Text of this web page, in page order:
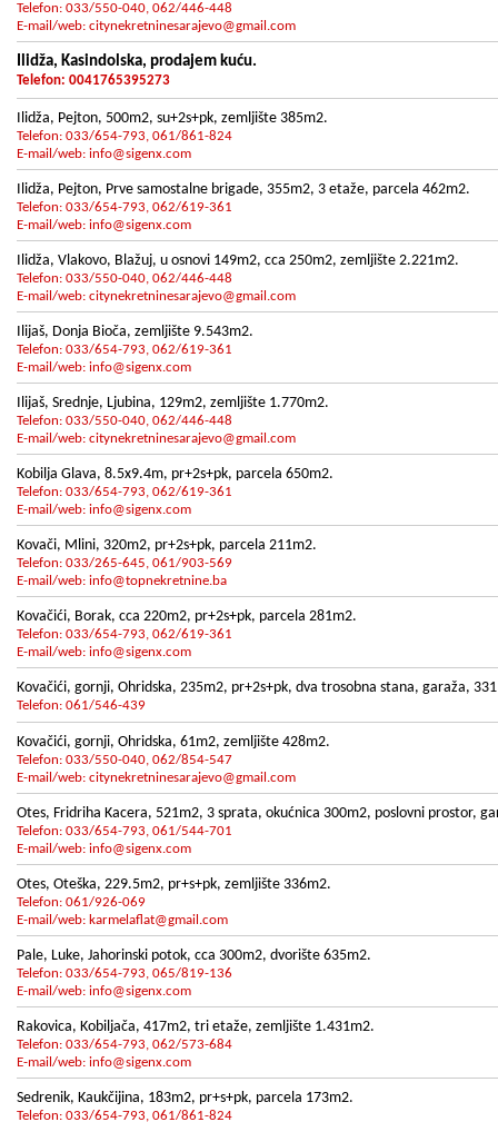
Telefon: 033/550-040, 062/446-448
E-mail/web: citynekretninesarajevo@gmail.com
Ilidža, Kasindolska, prodajem kuću.
Telefon: 0041765395273
Ilidža, Pejton, 500m2, su+2s+pk, zemljište 385m2.
Telefon: 033/654-793, 061/861-824
E-mail/web: info@sigenx.com
Ilidža, Pejton, Prve samostalne brigade, 355m2, 3 etaže, parcela 462m2.
Telefon: 033/654-793, 062/619-361
E-mail/web: info@sigenx.com
Ilidža, Vlakovo, Blažuj, u osnovi 149m2, cca 250m2, zemljište 2.221m2.
Telefon: 033/550-040, 062/446-448
E-mail/web: citynekretninesarajevo@gmail.com
Ilijaš, Donja Bioča, zemljište 9.543m2.
Telefon: 033/654-793, 062/619-361
E-mail/web: info@sigenx.com
Ilijaš, Srednje, Ljubina, 129m2, zemljište 1.770m2.
Telefon: 033/550-040, 062/446-448
E-mail/web: citynekretninesarajevo@gmail.com
Kobilja Glava, 8.5x9.4m, pr+2s+pk, parcela 650m2.
Telefon: 033/654-793, 062/619-361
E-mail/web: info@sigenx.com
Kovači, Mlini, 320m2, pr+2s+pk, parcela 211m2.
Telefon: 033/265-645, 061/903-569
E-mail/web: info@topnekretnine.ba
Kovačići, Borak, cca 220m2, pr+2s+pk, parcela 281m2.
Telefon: 033/654-793, 062/619-361
E-mail/web: info@sigenx.com
Kovačići, gornji, Ohridska, 235m2, pr+2s+pk, dva trosobna stana, garaža,
Telefon: 061/546-439
Kovačići, gornji, Ohridska, 61m2, zemljište 428m2.
Telefon: 033/550-040, 062/854-547
E-mail/web: citynekretninesarajevo@gmail.com
Otes, Fridriha Kacera, 521m2, 3 sprata, okućnica 300m2, poslovni prostor,
Telefon: 033/654-793, 061/544-701
E-mail/web: info@sigenx.com
Otes, Oteška, 229.5m2, pr+s+pk, zemljište 336m2.
Telefon: 061/926-069
E-mail/web: karmelaflat@gmail.com
Pale, Luke, Jahorinski potok, cca 300m2, dvorište 635m2.
Telefon: 033/654-793, 065/819-136
E-mail/web: info@sigenx.com
Rakovica, Kobiljača, 417m2, tri etaže, zemljište 1.431m2.
Telefon: 033/654-793, 062/573-684
E-mail/web: info@sigenx.com
Sedrenik, Kaukčijina, 183m2, pr+s+pk, parcela 173m2.
Telefon: 033/654-793, 061/861-824